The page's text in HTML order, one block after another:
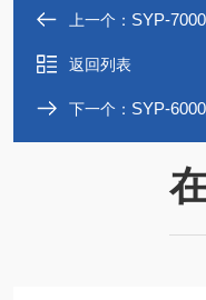
上一个： SYP-
返回列表
下一个： SYP-